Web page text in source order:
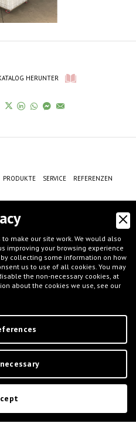
HERUNTER
PRODUKTE SERVICE REFERENZEN
JOB BRANCHEN
- REA: MN-235528 | Share
| PEC:ift@messaggipec.it
make our site work. We would also
improving your browsing experience
collecting some information on how
us to use of all cookies. You may
the non-necessary cookies, at
about the cookies we use, see our